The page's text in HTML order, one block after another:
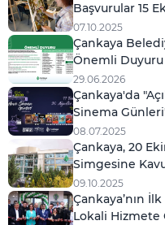
Başvurular 15
Başlıyor
07.10.2025
Çankaya
Önemli Duyuru
29.06.2026
Çankaya'da
Sinema
08.07.2025
Çankaya, 20
Simgesine
09.10.2025
Çankaya’nın
Lokali Hizmete